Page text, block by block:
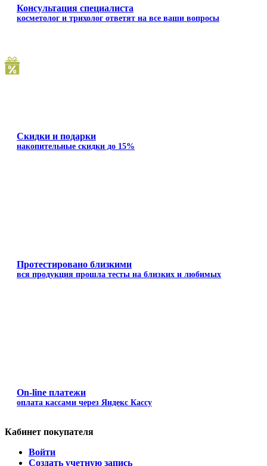
Консультация специалиста
косметолог и трихолог ответят на все ваши вопросы
Скидки и подарки
накопительные скидки до 15%
Протестировано близкими
вся продукция прошла тесты на близких и любимых
On-line платежи
оплата кассами через Яндекс Кассу
Кабинет покупателя
Войти
Создать учетную запись